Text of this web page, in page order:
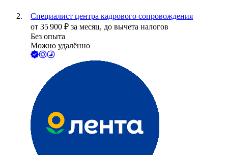
Специалист центра кадрового сопровождения
от 35 900 ₽ за месяц, до вычета налогов
Без опыта
Можно удалённо